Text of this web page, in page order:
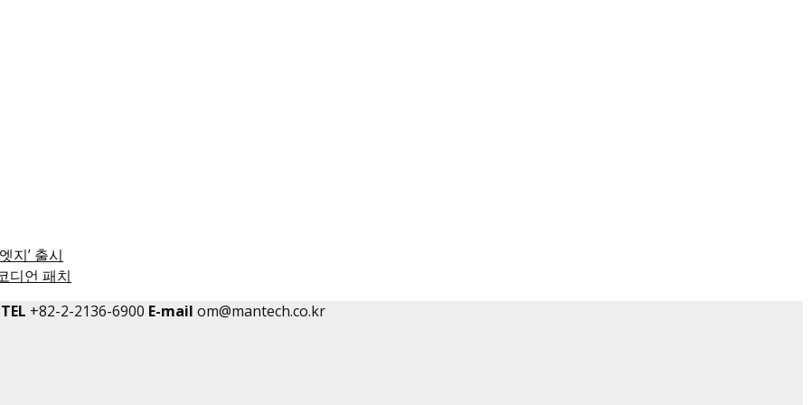
지’ 출시
디언 패치
TEL +82-2-2136-6900 E-mail om@mantech.co.kr